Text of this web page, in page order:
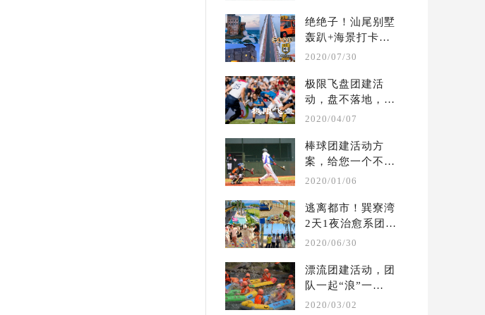
绝绝子！汕尾别墅
轰趴+海景打卡两
天一夜团建攻略
2020/07/30
极限飞盘团建活
动，盘不落地，永
不放弃  | 户外团建
2020/04/07
棒球团建活动方
案，给您一个不一
样的体验  |  户外
2020/01/06
逃离都市！巽寮湾
2天1夜治愈系团建
攻略?别墅轰趴保
2020/06/30
漂流团建活动，团
队一起“浪”一
起“嗨” ！ | 夏季
2020/03/02